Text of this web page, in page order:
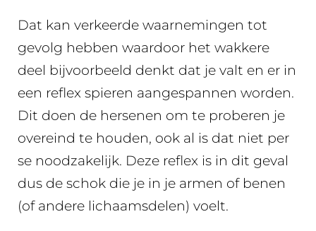
Dat kan verkeerde waarnemingen tot
gevolg hebben waardoor het wakkere
deel bijvoorbeeld denkt dat je valt en er in
een reflex spieren aangespannen worden.
Dit doen de hersenen om te proberen je
overeind te houden, ook al is dat niet per
se noodzakelijk. Deze reflex is in dit geval
dus de schok die je in je armen of benen
(of andere lichaamsdelen) voelt.